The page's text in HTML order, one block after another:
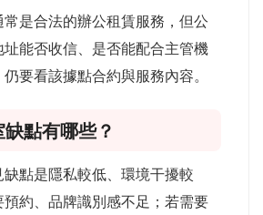
是合法的辦公租賃服務，但公
能否收信、是否能配合主管機
要看該據點合約與服務內容。
點有哪些？
點是隱私較低、環境干擾較
約、品牌識別感不足；若需要